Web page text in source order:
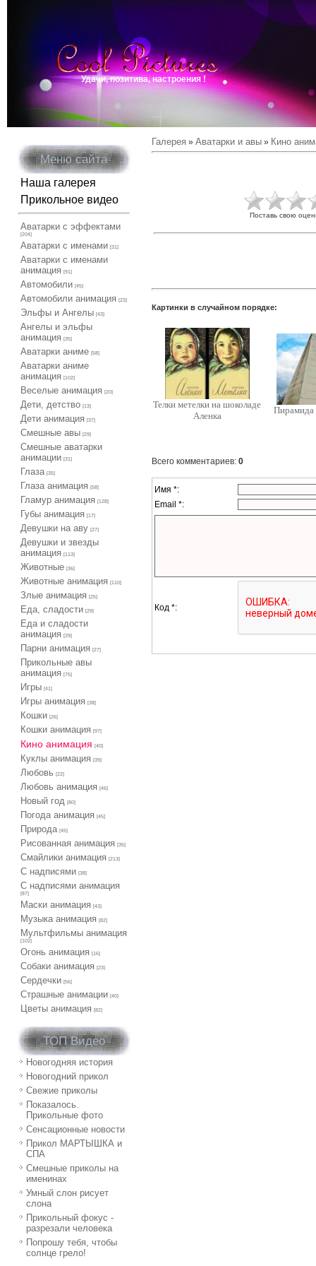
Удачи, позитива, настроения !
Меню сайта
Наша галерея
Прикольное видео
Аватарки с эффектами
[204]
Аватарки с именами [31]
Аватарки с именами
анимация
[91]
Автомобили [45]
Автомобили анимация [23]
Эльфы и Ангелы [43]
Ангелы и эльфы
анимация
[35]
Аватарки аниме [58]
Аватарки аниме
анимация
[102]
Веселые анимация [20]
Дети, детство [13]
Дети анимация [37]
Cмешные авы [29]
Cмешные аватарки
анимации
[31]
Глаза [35]
Глаза анимация [58]
Гламур анимация [128]
Губы анимация [17]
Девушки на аву [27]
Девушки и звезды
анимация
[113]
Животные [36]
Животные анимация [110]
Злые анимация [25]
Еда, сладости [29]
Еда и сладости
анимация
[29]
Парни анимация [27]
Прикольные авы
анимация
[75]
Игры [41]
Игры анимация [38]
Кошки [26]
Кошки анимация [97]
Кино анимация [40]
Куклы анимация [39]
Любовь [22]
Любовь анимация [46]
Новый год [80]
Погода анимация [45]
Природа [45]
Рисованная анимация [35]
Смайлики анимация [213]
С надписями [38]
С надписями анимация
[87]
Маски анимация [43]
Музыка анимация [82]
Мультфильмы анимация
[102]
Огонь анимация [16]
Собаки анимация [23]
Сердечки [56]
Страшные анимации [40]
Цветы анимация [82]
ТОП Видео
Новогодняя история
Новогодний прикол
Свежие приколы
Показалось.
Прикольные фото
Сенсационные новости
Прикол МАРТЫШКА и
СПА
Смешные приколы на
именинах
Умный слон рисует
слона
Прикольный фокус -
разрезали человека
Попрошу тебя, чтобы
солнце грело!
Галерея » Аватарки и авы» Кино
Поставь свою
Картинки в случайном порядке:
Телки метелки на шоколаде
Аленка
Пирамида
Всего комментариев: 0
Имя *:
Email *:
Код *: